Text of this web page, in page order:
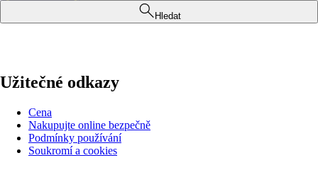
Hledat
Užitečné odkazy
Cena
Nakupujte online bezpečně
Podmínky používání
Soukromí a cookies